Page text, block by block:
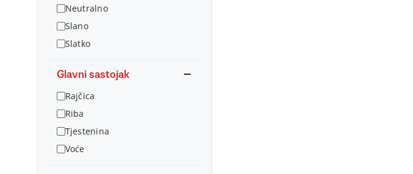
Neutralno
Slano
Slatko
Glavni sastojak
Rajčica
Riba
Tjestenina
Voće